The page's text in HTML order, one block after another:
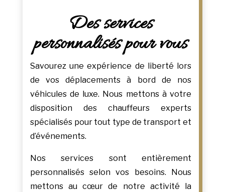
Des services
personnalisés pour vous
Savourez une expérience de liberté lors
de vos déplacements à bord de nos
véhicules de luxe. Nous mettons à votre
disposition des chauffeurs experts
spécialisés pour tout type de transport et
d’événements.
Nos services sont entièrement
personnalisés selon vos besoins. Nous
mettons au cœur de notre activité la